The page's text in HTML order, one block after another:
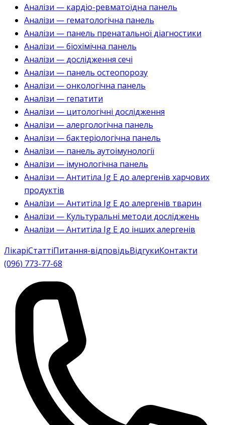
Аналізи — кардіо-ревматоїдна панель
Аналізи — гематологічна панель
Аналізи — панель пренатальної діагностики
Аналізи — біохімічна панель
Аналізи — дослідження сечі
Аналізи — панель остеопорозу
Аналізи — онкологічна панель
Аналізи — гепатити
Аналізи — цитологічні дослідження
Аналізи — алергологічна панель
Аналізи — бактеріологічна панель
Аналізи — панель аутоімунології
Аналізи — імунологічна панель
Аналізи — Антитіла Ig E до алергенів харчових
продуктів
Аналізи — Антитіла Ig E до алергенів тварин
Аналізи — Культуральні методи досліджень
Аналізи — Антитіла Ig E до інших алергенів
ЛікаріСтаттіПитання-відповідьВідгукиКонтакти
(096) 773-77-68